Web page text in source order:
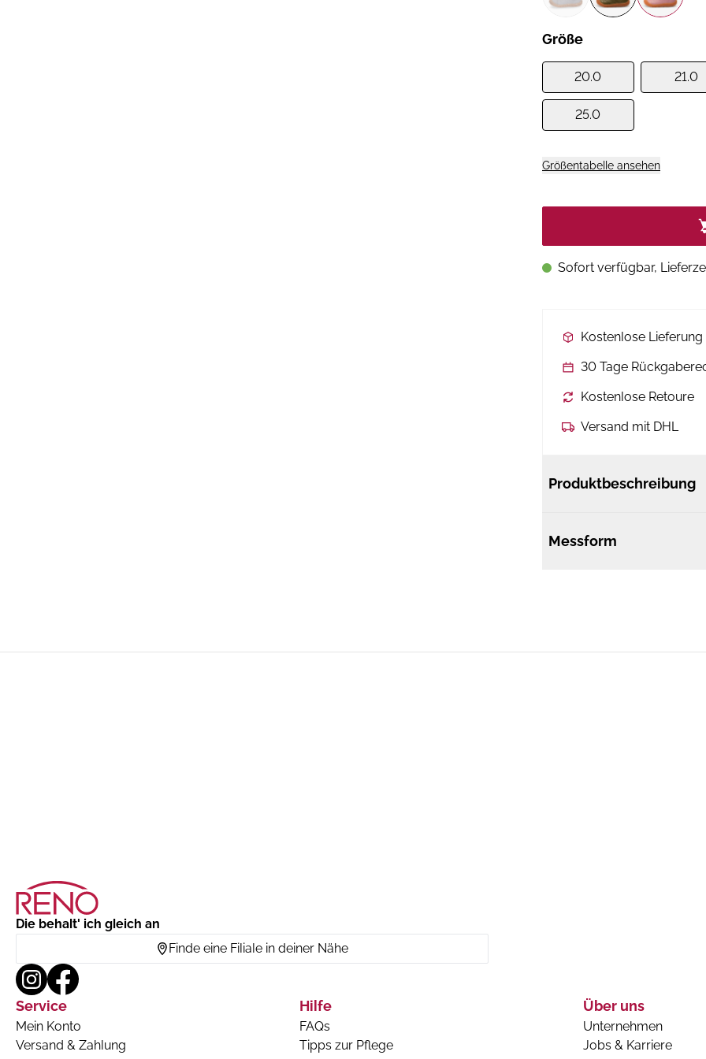
Größe
20.0 21.0
25.0
Größentabelle ansehen
Sofort verfügbar,
Kostenlose
30 Tage
Kostenlose Retoure
Versand mit DHL
Produktbeschreibung
Messform
Die behalt' ich gleich an
Finde eine Filiale in deiner Nähe
Service
Mein Konto
Versand & Zahlung
Hilfe
FAQs
Tipps zur Pflege
Über uns
Unternehmen
Jobs & Karriere